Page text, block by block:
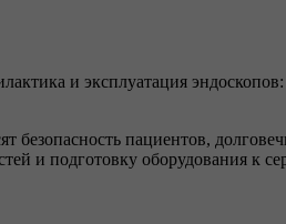
и эксплуатация
безопасность пациентов,
и подготовку оборудования к